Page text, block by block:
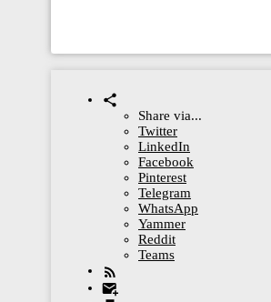
Share via...
Twitter
LinkedIn
Facebook
Pinterest
Telegram
WhatsApp
Yammer
Reddit
Teams